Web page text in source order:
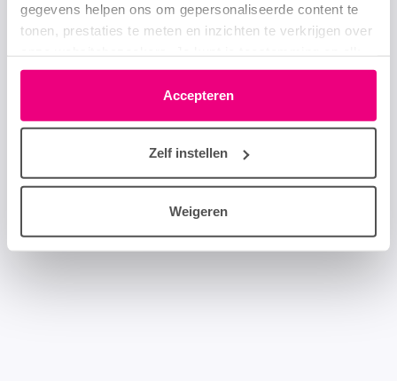
gegevens helpen ons om gepersonaliseerde content te
tonen, prestaties te meten en inzichten te verkrijgen over
moment wijzigen of intrekken via het cookie-icoontje
linksonder elke pagina. De lijst met partners is te vinden
in het tabblad “details”.
Accepteren
Zelf instellen
Weigeren